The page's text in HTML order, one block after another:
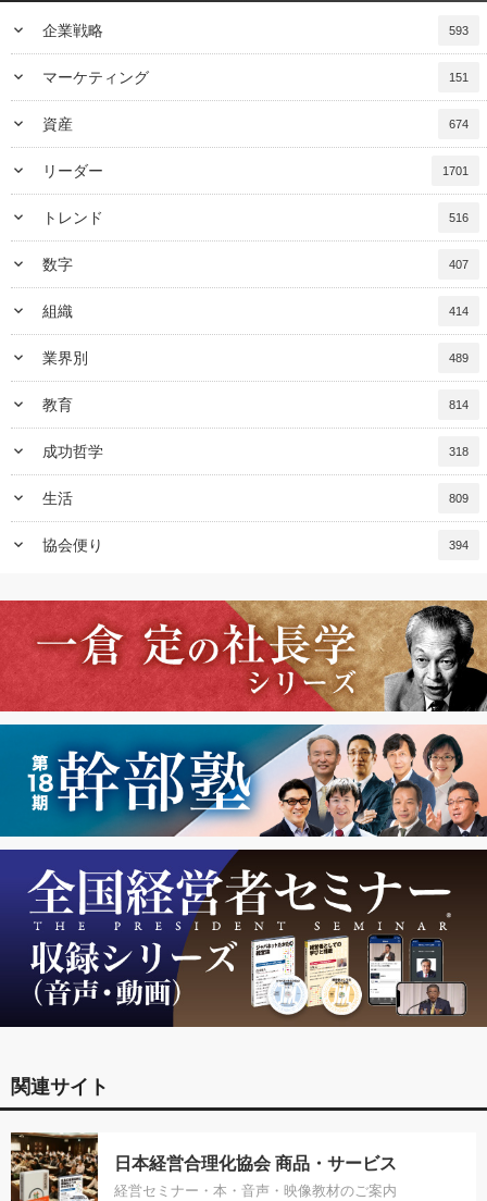
keyboard_arrow_down 企業戦略 593
keyboard_arrow_down マーケティング 151
keyboard_arrow_down 資産 674
keyboard_arrow_down リーダー 1701
keyboard_arrow_down トレンド 516
keyboard_arrow_down 数字 407
keyboard_arrow_down 組織 414
keyboard_arrow_down 業界別 489
keyboard_arrow_down 教育 814
keyboard_arrow_down 成功哲学 318
keyboard_arrow_down 生活 809
keyboard_arrow_down 協会便り 394
関連サイト
日本経営合理化協会 商品・サービス
経営セミナー・本・音声・映像教材のご案内